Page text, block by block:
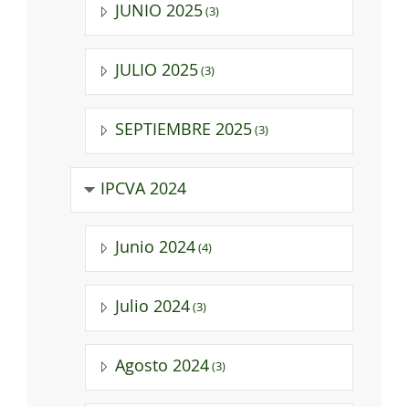
JUNIO 2025 (3)
JULIO 2025 (3)
SEPTIEMBRE 2025 (3)
IPCVA 2024
Junio 2024 (4)
Julio 2024 (3)
Agosto 2024 (3)